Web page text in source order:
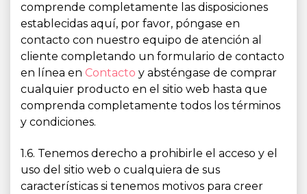
comprende completamente las disposiciones
establecidas aquí, por favor, póngase en
contacto con nuestro equipo de atención al
cliente completando un formulario de contacto
en línea en Contacto y absténgase de comprar
cualquier producto en el sitio web hasta que
comprenda completamente todos los términos
y condiciones.
1.6. Tenemos derecho a prohibirle el acceso y el
uso del sitio web o cualquiera de sus
características si tenemos motivos para creer